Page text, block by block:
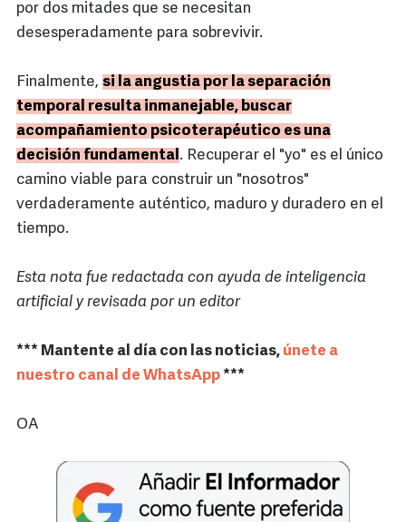
por dos mitades que se necesitan
desesperadamente para sobrevivir.
Finalmente, si la angustia por la separación
temporal resulta inmanejable, buscar
acompañamiento psicoterapéutico es una
decisión fundamental. Recuperar el "yo" es el único
camino viable para construir un "nosotros"
verdaderamente auténtico, maduro y duradero en el
tiempo.
Esta nota fue redactada con ayuda de inteligencia
artificial y revisada por un editor
*** Mantente al día con las noticias, únete a
nuestro canal de WhatsApp***
OA